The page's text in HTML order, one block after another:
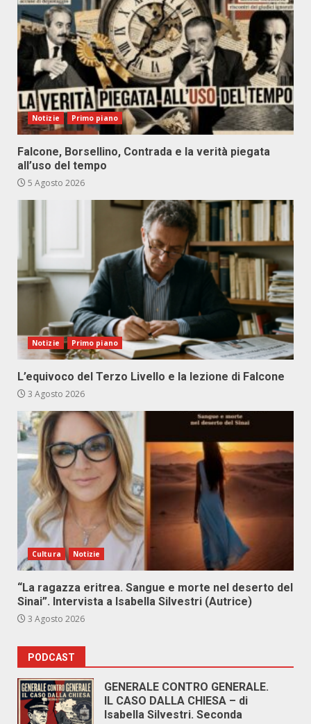
Notizie Primo piano
Falcone, Borsellino, Contrada e la verità piegata
all’uso del tempo
5 Agosto 2026
Notizie Primo piano
L’equivoco del Terzo Livello e la lezione di Falcone
3 Agosto 2026
Cultura Notizie
“La ragazza eritrea. Sangue e morte nel deserto del
Sinai”. Intervista a Isabella Silvestri (Autrice)
3 Agosto 2026
PODCAST
GENERALE CONTRO GENERALE.
IL CASO DALLA CHIESA – di
Isabella Silvestri. Seconda